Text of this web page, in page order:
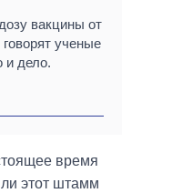
вакцины от
ученые
и дело.
время
этот штамм